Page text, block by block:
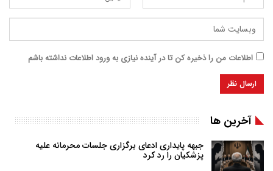
اطلاعات من را ذخیره کن تا در آینده نیازی به ورود اطلاعات نداشته باشم
آخرین ها
جبهه پایداری ادعای برگزاری جلسات محرمانه علیه
پزشکیان را رد کرد